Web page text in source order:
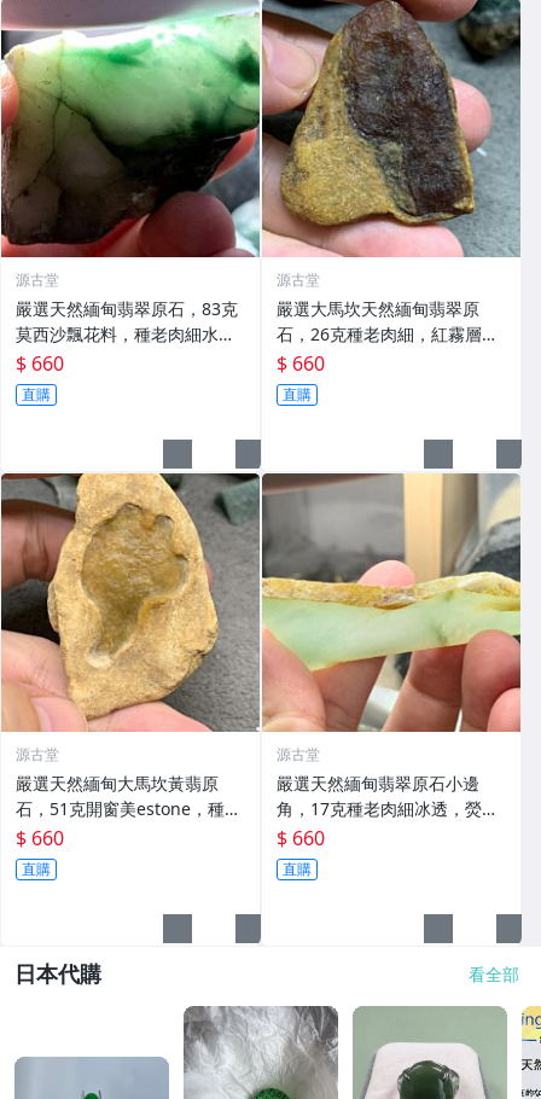
源古堂
嚴選天然緬甸翡翠原石，83克
莫西沙飄花料，種老肉細水頭
佳，棉感迷人。 翡翠原石 綠色
玉雕 翡翠玉石
$ 660
直購
源古堂
嚴選大馬坎天然緬甸翡翠原
石，26克種老肉細，紅霧層迷
人 起冰水頭佳 裂痕清晰 經典
藏品 大馬坎 天然翡翠 原石
$ 660
直購
源古堂
嚴選天然緬甸大馬坎黃翡原
石，51克開窗美estone，種老
肉細水頭佳 黃翡 翡翠 大馬坎
$ 660
直購
源古堂
嚴選天然緬甸翡翠原石小邊
角，17克種老肉細冰透，熒光
強水頭佳，限量珍藏，必備玉
雕素材 緬甸翡翠 翡翠原石 小
邊角
$ 660
直購
日本代購 看全部